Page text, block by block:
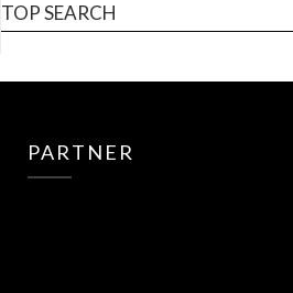
TOP SEARCH
PARTNER